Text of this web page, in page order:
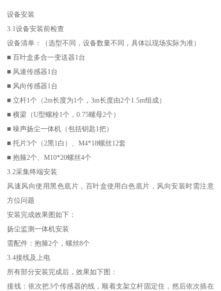
设备安装
3.1设备安装前检查
设备清单：（选型不同，设备数量不同，具体以现场实际为准）
■ 百叶盒多合一变送器1台
■ 风速传感器1台
■ 风向传感器1台
■ 立杆1个（2m长度为1个，3m长度由2个1.5m组成）
■ 横梁（U型螺栓1个，0.75螺母2个）
■ 噪声扬尘一体机（包括钥匙1把）
■ 托片3个（2黑1白）、M4*18螺丝12套
■ 抱箍2个、M10*20螺丝4个
3.2采集终端安装
风速风向使用黑色底片，百叶盒使用白色底片，风向安装时需注意
方位问题
安装完成效果图如下：
扬尘监测一体机安装
需配件：抱箍2个，螺丝8个
3.4接线及上电
所有部分安装完成后，效果如下图：
接线：依次把3个传感器的线，顺着支架立杆固定住，然后依次插在